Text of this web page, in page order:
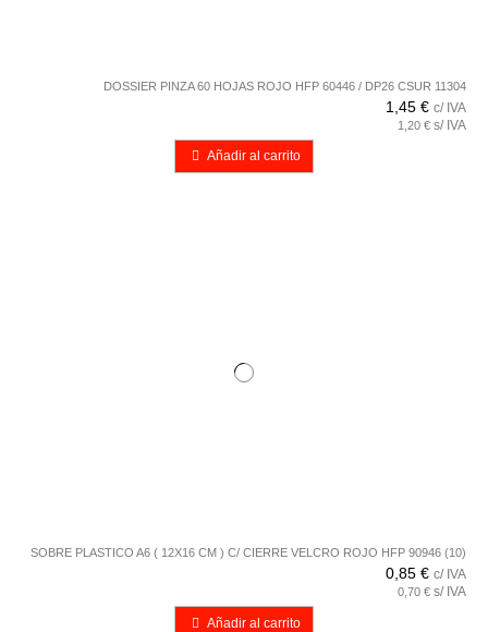
DOSSIER PINZA 60 HOJAS ROJO HFP 60446 / DP26 CSUR 11304
1,45 € c/ IVA
1,20 € s/ IVA
Añadir al carrito
SOBRE PLASTICO A6 ( 12X16 CM ) C/ CIERRE VELCRO ROJO HFP 90946 (10)
0,85 € c/ IVA
0,70 € s/ IVA
Añadir al carrito